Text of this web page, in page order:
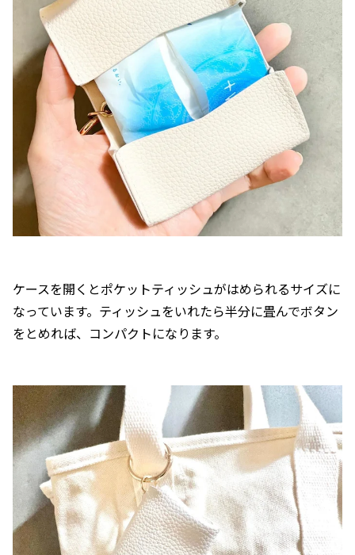
ケースを開くとポケットティッシュがはめられるサイズに
なっています。ティッシュをいれたら半分に畳んでボタン
をとめれば、コンパクトになります。